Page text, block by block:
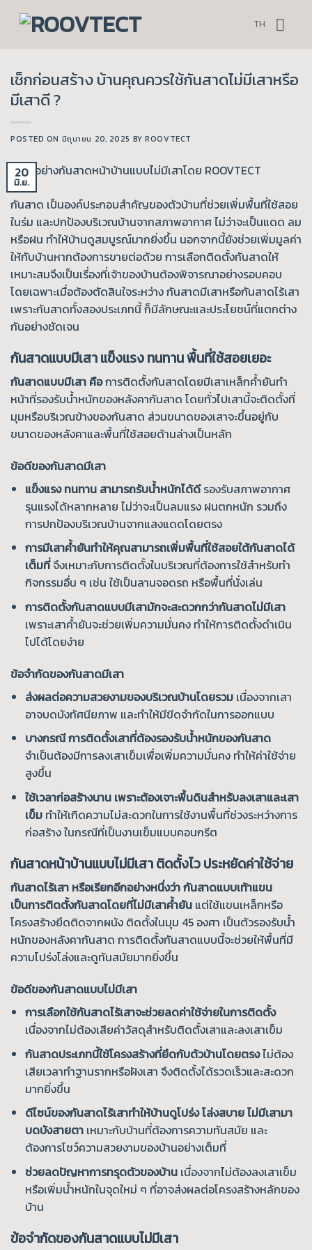
TH
เช็กก่อนสร้าง บ้านคุณควรใช้กันสาดไม่มีเสาหรือ
มีเสาดี ?
POSTED ON มิถุนายน 20, 2025 BYROOVTECT
20
มิ.ย.
กันสาด เป็นองค์ประกอบสำคัญของตัวบ้านที่ช่วยเพิ่มพื้นที่ใช้สอย
ในร่ม และปกป้องบริเวณบ้านจากสภาพอากาศ ไม่ว่าจะเป็นแดด ลม
หรือฝน ทำให้บ้านดูสมบูรณ์มากยิ่งขึ้น นอกจากนี้ยังช่วยเพิ่มมูลค่า
ให้กับบ้านหากต้องการขายต่อด้วย การเลือกติดตั้งกันสาดให้
เหมาะสมจึงเป็นเรื่องที่เจ้าของบ้านต้องพิจารณาอย่างรอบคอบ
โดยเฉพาะเมื่อต้องตัดสินใจระหว่าง กันสาดมีเสาหรือกันสาดไร้เสา
เพราะกันสาดทั้งสองประเภทนี้ ก็มีลักษณะและประโยชน์ที่แตกต่าง
กันอย่างชัดเจน
กันสาดแบบมีเสา แข็งแรง ทนทาน พื้นที่ใช้สอยเยอะ
กันสาดแบบมีเสา คือการติดตั้งกันสาดโดยมีเสาเหล็กค้ำยันทำ
หน้าที่รองรับน้ำหนักของหลังคากันสาด โดยทั่วไปเสานี้จะติดตั้งที่
มุมหรือบริเวณข้างของกันสาด ส่วนขนาดของเสาจะขึ้นอยู่กับ
ขนาดของหลังคาและพื้นที่ใช้สอยด้านล่างเป็นหลัก
ข้อดีของกันสาดมีเสา
แข็งแรง ทนทาน สามารถรับน้ำหนักได้ดีรองรับสภาพอากาศ
รุนแรงได้หลากหลาย ไม่ว่าจะเป็นลมแรง ฝนตกหนัก รวมถึง
การปกป้องบริเวณบ้านจากแสงแดดโดยตรง
การมีเสาค้ำยันทำให้คุณสามารถเพิ่มพื้นที่ใช้สอยใต้กันสาดได้
เต็มที่จึงเหมาะกับการติดตั้งในบริเวณที่ต้องการใช้สำหรับทำ
กิจกรรมอื่น ๆ เช่น ใช้เป็นลานจอดรถ หรือพื้นที่นั่งเล่น
การติดตั้งกันสาดแบบมีเสามักจะสะดวกกว่ากันสาดไม่มีเสา
เพราะเสาค้ำยันจะช่วยเพิ่มความมั่นคง ทำให้การติดตั้งดำเนิน
ไปได้โดยง่าย
ข้อจำกัดของกันสาดมีเสา
ส่งผลต่อความสวยงามของบริเวณบ้านโดยรวมเนื่องจากเสา
อาจบดบังทัศนียภาพ และทำให้มีขีดจำกัดในการออกแบบ
บางกรณี การติดตั้งเสาที่ต้องรองรับน้ำหนักของกันสาด
จำเป็นต้องมีการลงเสาเข็มเพื่อเพิ่มความมั่นคง ทำให้ค่าใช้จ่าย
สูงขึ้น
ใช้เวลาก่อสร้างนาน เพราะต้องเจาะพื้นดินสำหรับลงเสาและเสา
เข็มทำให้เกิดความไม่สะดวกในการใช้งานพื้นที่ช่วงระหว่างการ
ก่อสร้าง ในกรณีที่เป็นงานเข็มแบบคอนกรีต
กันสาดหน้าบ้านแบบไม่มีเสา ติดตั้งไว ประหยัดค่าใช้จ่าย
กันสาดไร้เสา หรือเรียกอีกอย่างหนึ่งว่า กันสาดแบบเท้าแขน
เป็นการติดตั้งกันสาดโดยที่ไม่มีเสาค้ำยัน แต่ใช้แขนเหล็กหรือ
โครงสร้างยึดติดจากผนัง ติดตั้งในมุม 45 องศา เป็นตัวรองรับน้ำ
หนักของหลังคากันสาด การติดตั้งกันสาดแบบนี้จะช่วยให้พื้นที่มี
ความโปร่งโล่งและดูทันสมัยมากยิ่งขึ้น
ข้อดีของกันสาดแบบไม่มีเสา
การเลือกใช้กันสาดไร้เสาจะช่วยลดค่าใช้จ่ายในการติดตั้ง
เนื่องจากไม่ต้องเสียค่าวัสดุสำหรับติดตั้งเสาและลงเสาเข็ม
กันสาดประเภทนี้ใช้โครงสร้างที่ยึดกับตัวบ้านโดยตรงไม่ต้อง
เสียเวลาทำฐานรากหรือฝังเสา จึงติดตั้งได้รวดเร็วและสะดวก
มากยิ่งขึ้น
ดีไซน์ของกันสาดไร้เสาทำให้บ้านดูโปร่ง โล่งสบาย ไม่มีเสามา
บดบังสายตาเหมาะกับบ้านที่ต้องการความทันสมัย และ
ต้องการโชว์ความสวยงามของบ้านอย่างเต็มที่
ช่วยลดปัญหาการทรุดตัวของบ้านเนื่องจากไม่ต้องลงเสาเข็ม
หรือเพิ่มน้ำหนักในจุดใหม่ ๆ ที่อาจส่งผลต่อโครงสร้างหลักของ
บ้าน
ข้อจำกัดของกันสาดแบบไม่มีเสา